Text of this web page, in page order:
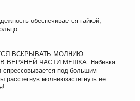
обеспечивается гайкой,
ВСКРЫВАТЬ МОЛНИЮ
ВЕРХНЕЙ ЧАСТИ МЕШКА. Набивка
спрессовывается под большим
расстегнув молниюзастегнуть ее